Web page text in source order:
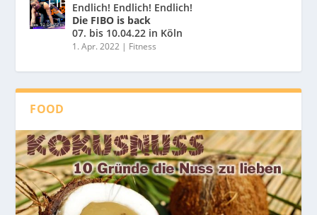
Endlich! Endlich! Endlich!
Die FIBO is back
07. bis 10.04.22 in Köln
1. Apr. 2022 | Fitness
FOOD